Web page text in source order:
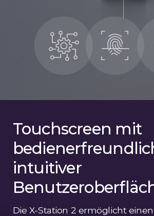
Touchscreen mit
intuitiver
Die X-Station 2 ermöglicht